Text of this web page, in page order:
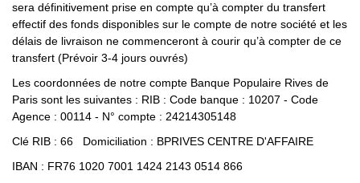
sera définitivement prise en compte qu’à compter du transfert
effectif des fonds disponibles sur le compte de notre société et les
délais de livraison ne commenceront à courir qu’à compter de ce
transfert (Prévoir 3-4 jours ouvrés)
Les coordonnées de notre compte Banque Populaire Rives de
Paris sont les suivantes : RIB : Code banque : 10207 - Code
Agence : 00114 - N° compte : 24214305148
Clé RIB : 66 Domiciliation : BPRIVES CENTRE D'AFFAIRE
IBAN : FR76 1020 7001 1424 2143 0514 866